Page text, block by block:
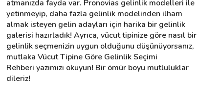
atmanızda fayda var. Pronovias gelinlik modelleri ile
yetinmeyip, daha fazla gelinlik modelinden ilham
almak isteyen gelin adayları için harika bir gelinlik
galerisi hazırladık! Ayrıca, vücut tipinize göre nasıl bir
gelinlik seçmenizin uygun olduğunu düşünüyorsanız,
mutlaka Vücut Tipine Göre Gelinlik Seçimi
Rehberi yazımızı okuyun! Bir ömür boyu mutluluklar
dileriz!